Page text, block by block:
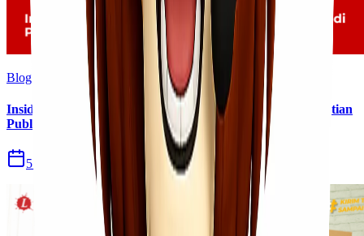
Blog
Insiden Kebakaran KM Mutiara Sentosa II Menjadi Perhatian
Publik
5 Agu 2026